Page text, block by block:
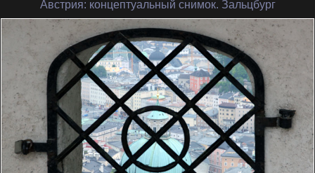
Австрия: концептуальный снимок. Зальцбург